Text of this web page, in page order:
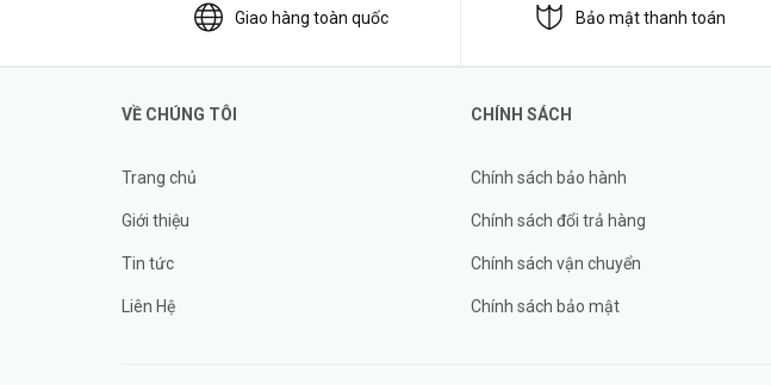
Giao hàng toàn quốc Bảo mật thanh toán
VỀ CHÚNG TÔI
Trang chủ
Giới thiệu
Tin tức
Liên Hệ
CHÍNH SÁCH
Chính sách bảo hành
Chính sách đổi trả hàng
Chính sách vận chuyển
Chính sách bảo mật